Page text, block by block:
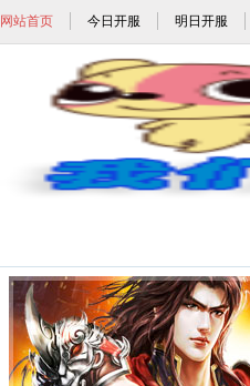
网站首页 今日开服 明日开服